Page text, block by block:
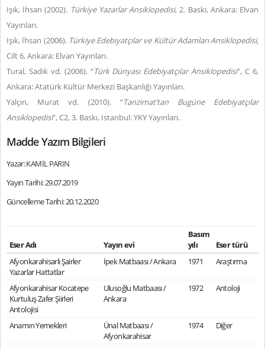
Işık, İhsan (2002). Türkiye Yazarlar Ansiklopedisi, 2. Baskı, Ankara: Elvan
Yayınları.
Işık, İhsan (2006). Türkiye Edebiyatçılar ve Kültür Adamları Ansiklopedisi,
Cilt 6, Ankara: Elvan Yayınları.
Tural, Sadık vd. (2006). “Türk Dünyası Edebiyatçılar Ansiklopedisi”, C 6,
Ankara: Atatürk Kültür Merkezi Başkanlığı Yayınları.
Yalçın, Murat vd. (2010). “Tanzimat’tan Bugüne Edebiyatçılar
Ansiklopedisi”, C2, 3. Baskı, İstanbul: YKY Yayınları.
Madde Yazım Bilgileri
Yazar: KAMİL PARIN
Yayın Tarihi: 29.07.2019
Güncelleme Tarihi: 20.12.2020
Eser Adı Yayın evi
Basım
yılı
Eser türü
Afyonkarahisarlı Şairler
Yazarlar Hattatlar
İpek Matbaası / Ankara 1971 Araştırma
Afyonkarahisar Kocatepe
Kurtuluş Zafer Şiirleri
Antolojisi
Ulusoğlu Matbaası /
Ankara
1972 Antoloji
Anamın Yemekleri
Ünal Matbaası /
Afyonkarahisar
1974 Diğer